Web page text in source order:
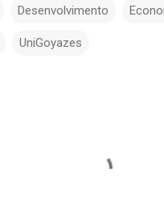
Desenvolvimento
UniGoyazes